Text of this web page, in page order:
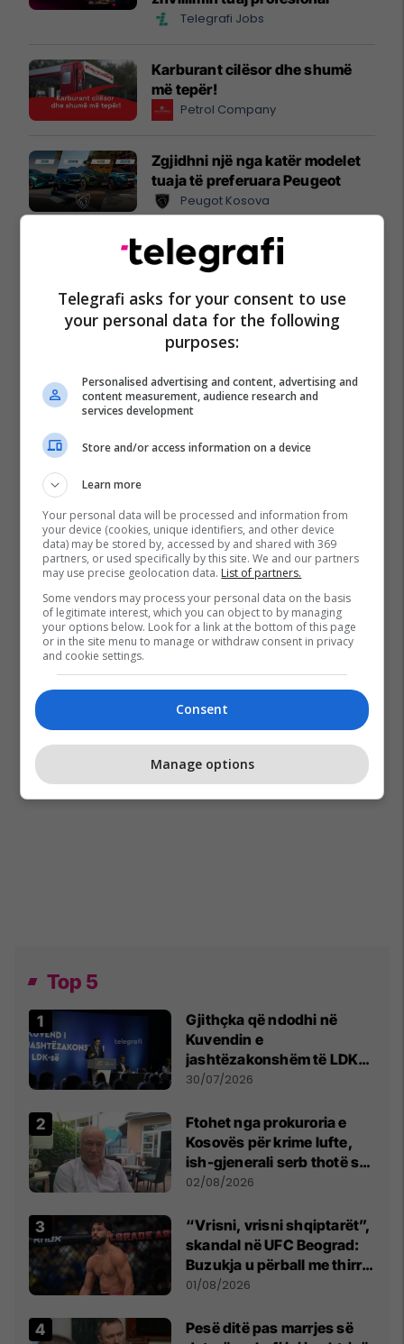
Telegrafi Jobs
Karburant cilësor dhe shumë
më tepër!
Petrol Company
Zgjidhni një nga katër modelet
tuaja të preferuara Peugeot
Peugot Kosova
EXPO DIASPORA 2026 mbahet
më 3, 4 dhe 5 gusht në Prishtinë
Expo Prishtina
Top 5
Gjithçka që ndodhi në
Kuvendin e
jashtëzakonshëm të LDK-
së
30/07/2026
Ftohet nga prokuroria e
Kosovës për krime lufte,
ish-gjenerali serb thotë se
dikush e tradhtoi në
02/08/2026
“Vrisni, vrisni shqiptarët”,
skandal në UFC Beograd:
Buzukja u përball me thirrje
anti-shqiptare nga
01/08/2026
Pesë ditë pas marrjes së
Telegrafi asks for your consent to use
your personal data for the following
purposes:
Personalised advertising and content, advertising and
content measurement, audience research and
services development
Store and/or access information on a device
Learn more
Your personal data will be processed and information from
your device (cookies, unique identifiers, and other device
data) may be stored by, accessed by and shared with 369
partners, or used specifically by this site. We and our partners
may use precise geolocation data. List of partners.
Some vendors may process your personal data on the basis
of legitimate interest, which you can object to by managing
your options below. Look for a link at the bottom of this page
or in the site menu to manage or withdraw consent in privacy
and cookie settings.
Consent
Manage options